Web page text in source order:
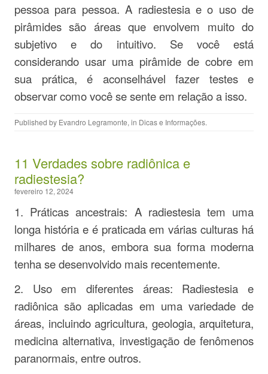
pessoa para pessoa. A radiestesia e o uso de
pirâmides são áreas que envolvem muito do
subjetivo e do intuitivo. Se você está
considerando usar uma pirâmide de cobre em
sua prática, é aconselhável fazer testes e
observar como você se sente em relação a isso.
Published by Evandro Legramonte, in Dicas e Informações.
11 Verdades sobre radiônica e
radiestesia?
fevereiro 12, 2024
1. Práticas ancestrais: A radiestesia tem uma
longa história e é praticada em várias culturas há
milhares de anos, embora sua forma moderna
tenha se desenvolvido mais recentemente.
2. Uso em diferentes áreas: Radiestesia e
radiônica são aplicadas em uma variedade de
áreas, incluindo agricultura, geologia, arquitetura,
medicina alternativa, investigação de fenômenos
paranormais, entre outros.